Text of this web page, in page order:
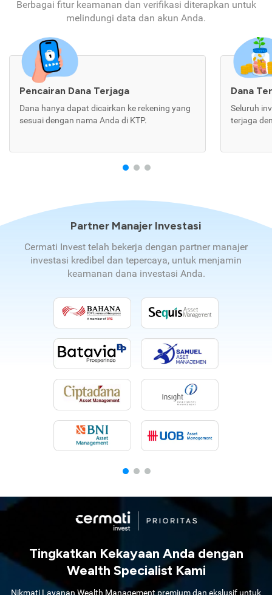
Berbagai fitur keamanan dan verifikasi diterapkan untuk
melindungi data dan akun Anda.
Pencairan Dana Terjaga
Dana hanya dapat dicairkan ke rekening yang
sesuai dengan nama Anda di KTP.
Dana
Seluruh
terjaga
Partner Manajer Investasi
Cermati Invest telah bekerja dengan partner manajer
investasi kredibel dan tepercaya, untuk menjamin
keamanan dana investasi Anda.
Tingkatkan Kekayaan Anda dengan
Wealth Specialist Kami
Nikmati Layanan Wealth Management premium dan ekslusif untuk